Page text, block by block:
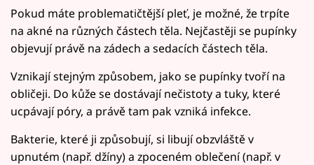
Pokud máte problematičtější pleť, je možné, že trpíte
na akné na různých částech těla. Nejčastěji se pupínky
objevují právě na zádech a sedacích částech těla.
Vznikají stejným způsobem, jako se pupínky tvoří na
obličeji. Do kůže se dostávají nečistoty a tuky, které
ucpávají póry, a právě tam pak vzniká infekce.
Bakterie, které ji způsobují, si libují obzvláště v
upnutém (např. džíny) a zpoceném oblečení (např. v